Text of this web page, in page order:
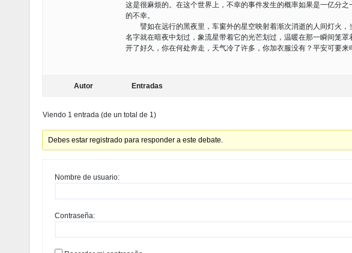
这是很麻烦的。在这个世界上，不幸的事件发生的概率如果是一亿分
的不幸。
譬如在远行的黑夜里，车窗外的星空映射着渐次消逝的人间灯火，
名字就在暗夜中划过，象流星带着它的光芒划过，温暖在那一瞬间笼
开了好久，你在何处奔走，天气冷了许多，你加衣服没有？平安可要来
Autor Entradas
Viendo 1 entrada (de un total de 1)
Debes estar registrado para responder a este debate.
Nombre de usuario:
Contraseña: